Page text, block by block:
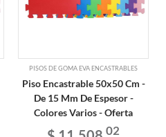
PISOS DE GOMA EVA ENCASTRABLES
Piso Encastrable 50x50 Cm -
De 15 Mm De Espesor -
Colores Varios - Oferta
02